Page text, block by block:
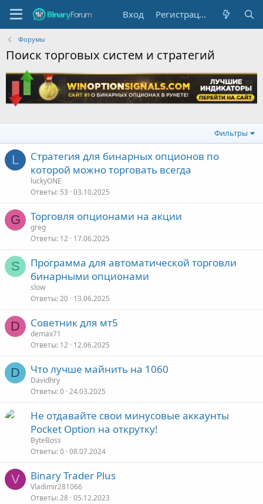
Вход Регистрация
Форумы
Поиск торговых систем и стратегий
Фильтры
L
Стратегия для бинарных опционов по
которой можно торговать всегда
luckyONE
Ответы 53 03.10.2025
G Торговля опционами на акции
greg
Ответы 12 17.06.2025
S
Программа для автоматической торговли
бинарными опционами
slow
Ответы 20 13.06.2025
D Советник для мт5
demax71
Ответы 12 12.06.2025
D Что лучше майнить на 1060
Davidhry
Ответы 0 24.03.2025
Не отдавайте свои минусовые аккаунты
Pocket Option на открутку!
ByteBoss
Ответы 0 08.07.2024
V Binary Trader Plus
Vladimir281066
Ответы 28 05.12.2023